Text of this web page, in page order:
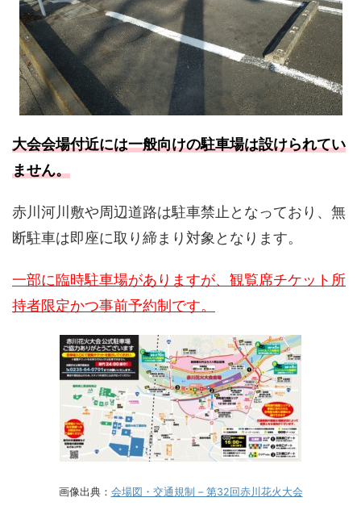
大会会場付近には一般向けの駐車場は設けられてい
ません。
赤川河川敷や周辺道路は駐車禁止となっており、無
断駐車は即座に取り締まり対象となります。
一部に臨時駐車場がありますが、観覧席チケット所
持者限定かつ事前予約制です。
画像出典： 会場図・交通規制 – 第32回赤川花火大会